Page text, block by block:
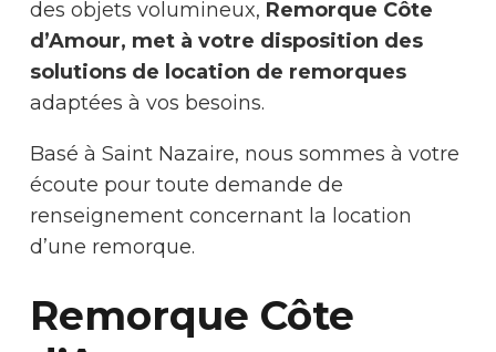
des objets volumineux, Remorque Côte
d’Amour, met à votre disposition des
solutions de location de remorques
adaptées à vos besoins.
Basé à Saint Nazaire, nous sommes à votre
écoute pour toute demande de
renseignement concernant la location
d’une remorque.
Remorque Côte